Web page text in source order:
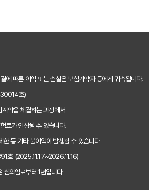
교사이트 선택, 이것만 알면 보험료 절반으로!
!" 운전자보험 비교, 내 상황에 맞는 최적의 플랜 찾기
이트 똑똑하게 활용하는 5가지 방법
전 반드시 알아야 할 핵심 정보 5가지
에 따른 이익 또는 손실은 보험계약자 등에게 귀속됩니다.
호)
약을 체결하는 과정에서
료가 인상될 수 있습니다.
등 기타 불이익이 발생할 수 있습니다.
호 (2025.11.17~2026.11.16)
심의일로부터 1년입니다.